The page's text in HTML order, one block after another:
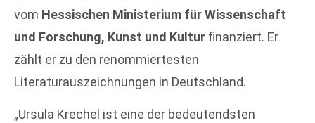
vom Hessischen Ministerium für Wissenschaft
und Forschung, Kunst und Kultur finanziert. Er
zählt er zu den renommiertesten
Literaturauszeichnungen in Deutschland.
„Ursula Krechel ist eine der bedeutendsten